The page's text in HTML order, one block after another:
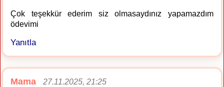
Çok teşekkür ederim siz olmasaydınız yapamazdım
ödevimi
Yanıtla
Mama 27.11.2025, 21:25